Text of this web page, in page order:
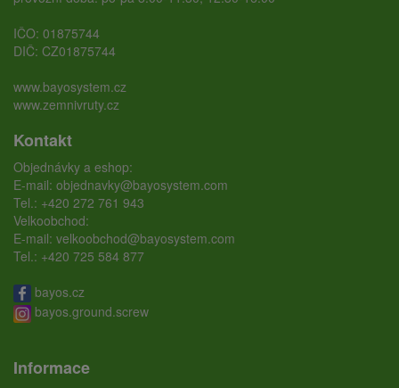
IČO: 01875744
DIČ: CZ01875744
www.bayosystem.cz
www.zemnivruty.cz
Kontakt
Objednávky a eshop:
E-mail: objednavky@bayosystem.com
Tel.: +420 272 761 943
Velkoobchod:
E-mail: velkoobchod@bayosystem.com
Tel.: +420 725 584 877
bayos.cz
bayos.ground.screw
Informace